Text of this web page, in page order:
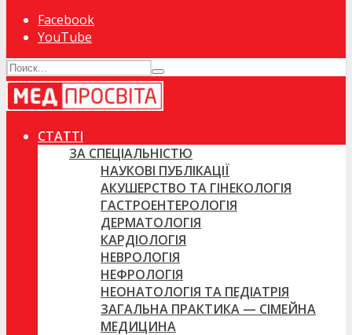
Facebook
YouTube
СТАТТІ
ЗА СПЕЦІАЛЬНІСТЮ
НАУКОВІ ПУБЛІКАЦІЇ
АКУШЕРСТВО ТА ГІНЕКОЛОГІЯ
ГАСТРОЕНТЕРОЛОГІЯ
ДЕРМАТОЛОГІЯ
КАРДІОЛОГІЯ
НЕВРОЛОГІЯ
НЕФРОЛОГІЯ
НЕОНАТОЛОГІЯ ТА ПЕДІАТРІЯ
ЗАГАЛЬНА ПРАКТИКА — СІМЕЙНА
МЕДИЦИНА